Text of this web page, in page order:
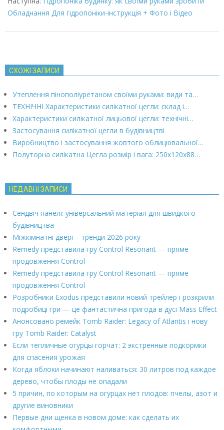
Обладнання Для гідропоніки-інструкція + Фото і Відео
СХОЖІ ЗАПИСИ
Утеплення пінополіуретаном своїми руками: види та…
ТЕХНІЧНІ Характеристики силікатної цегли: склад і…
Характеристики силікатної лицьової цегли: технічні…
Застосування силікатної цегли в будівництві
Виробництво і застосування жовтого облицювальної…
Полуторна силікатна Цегла розмір і вага: 250х120х88…
НЕДАВНІ ЗАПИСИ
Сендвіч панелі: універсальний матеріал для швидкого
будівництва
Міжкімнатні двері – тренди 2026 року
Remedy представила гру Control Resonant — пряме
продовження Control
Remedy представила гру Control Resonant — пряме
продовження Control
Розробники Exodus представили новий трейлер і розкрили
подробиці гри — це фантастична пригода в дусі Mass Effect
Анонсовано ремейк Tomb Raider: Legacy of Atlantis і нову
гру Tomb Raider: Catalyst
Если тепличные огурцы горчат: 2 экстренные подкормки
для спасения урожая
Когда яблоки начинают наливаться: 30 литров под каждое
дерево, чтобы плоды не опадали
5 причин, по которым на огурцах нет плодов: пчелы, азот и
другие виновники
Первые дни щенка в новом доме: как сделать их